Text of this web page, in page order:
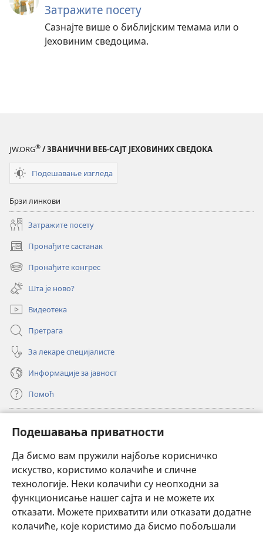
Подешавања приватности
Да бисмо вам пружили најбоље корисничко
искуство, користимо колачиће и сличне
технологије. Неки колачићи су неопходни за
функционисање нашег сајта и не можете их
отказати. Можете прихватити или отказати додатне
колачиће, које користимо да бисмо побољшали
Затражите посету
Сазнајте више о библијским темама или о
Јеховиним сведоцима.
JW.ORG® / ЗВАНИЧНИ ВЕБ-САЈТ ЈЕХОВИНИХ СВЕДОКА
Подешавање изгледа
Брзи линкови
Затражите посету
Пронађите састанак
(отвара
нови
прозор)
Пронађите конгрес
(отвара
нови
прозор)
Шта је ново?
Видеотека
Претрага
За лекаре специјалисте
Информације за јавност
Помоћ
(отвара
нови
прозор)ОНЛАЈН БИБЛИОТЕКА Watchtower
(отвара
нови
прозор)JW Hub®
(отвара
нови
прозор)JW Library
®